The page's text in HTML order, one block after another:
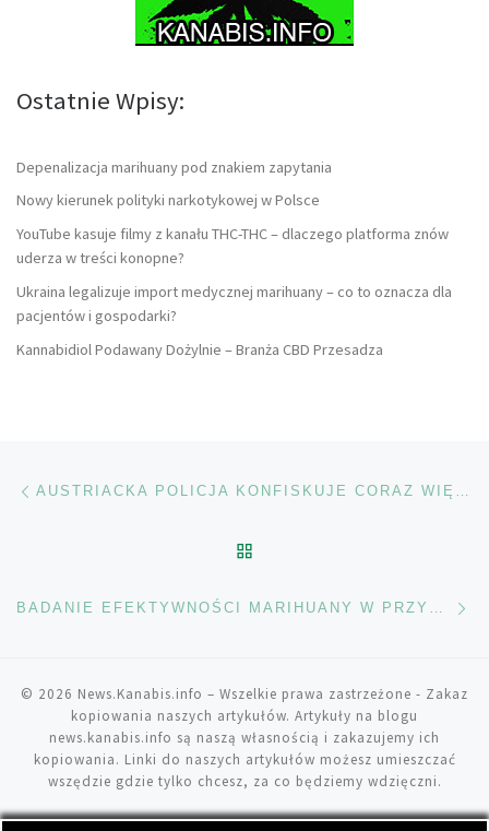
Ostatnie Wpisy:
Depenalizacja marihuany pod znakiem zapytania
Nowy kierunek polityki narkotykowej w Polsce
YouTube kasuje filmy z kanału THC-THC – dlaczego platforma znów
uderza w treści konopne?
Ukraina legalizuje import medycznej marihuany – co to oznacza dla
pacjentów i gospodarki?
Kannabidiol Podawany Dożylnie – Branża CBD Przesadza
Nawigacja wpisu AUSTRIACKA POLICJA KONFISKUJE CORAZ WIĘCEJ CANNABISU
© 2026 News.Kanabis.info – Wszelkie prawa zastrzeżone - Zakaz
kopiowania naszych artykułów. Artykuły na blogu
news.kanabis.info są naszą własnością i zakazujemy ich
kopiowania. Linki do naszych artykułów możesz umieszczać
wszędzie gdzie tylko chcesz, za co będziemy wdzięczni.